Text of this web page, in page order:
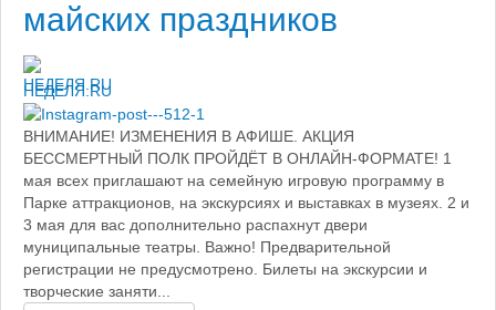
майских праздников
НЕДЕЛЯ.RU
ВНИМАНИЕ! ИЗМЕНЕНИЯ В АФИШЕ. АКЦИЯ
БЕССМЕРТНЫЙ ПОЛК ПРОЙДЁТ В ОНЛАЙН-ФОРМАТЕ! 1
мая всех приглашают на семейную игровую программу в
Парке аттракционов, на экскурсиях и выставках в музеях. 2 и
3 мая для вас дополнительно распахнут двери
муниципальные театры. Важно! Предварительной
регистрации не предусмотрено. Билеты на экскурсии и
творческие заняти...